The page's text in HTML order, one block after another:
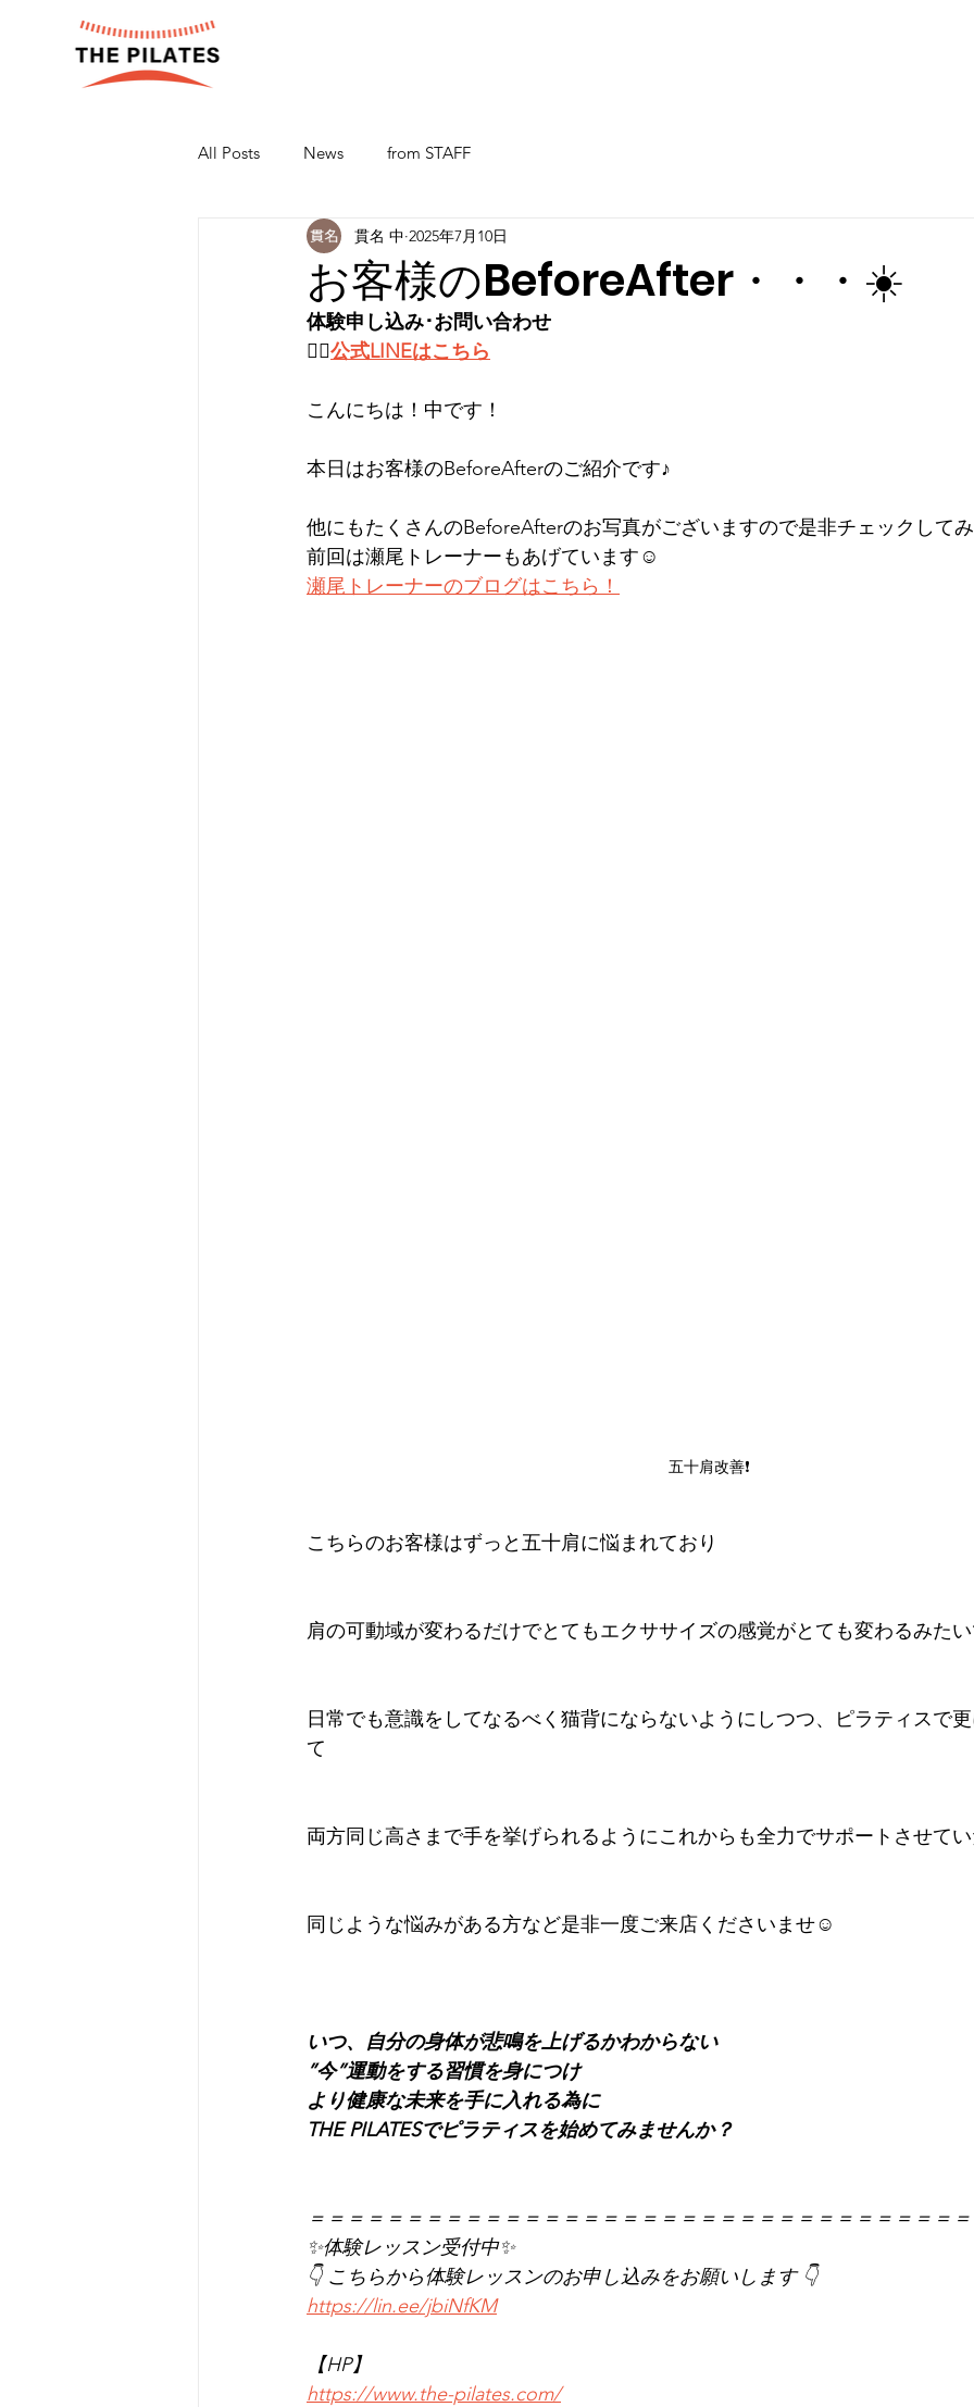
All Posts News from STAFF
お客様のBeforeAfter・・・☀️
貫名 中 2025年7月10日
体験申し込み･お問い合わせ
👉🏻公式LINEはこちら
こんにちは！中です！
本日はお客様のBeforeAfterのご紹介です♪
他にもたくさんのBeforeAfterのお写真がございますので是非チェックしてみ
前回は瀬尾トレーナーもあげています☺︎
瀬尾トレーナーのブログはこちら！
五十肩改善❗️
こちらのお客様はずっと五十肩に悩まれており
肩の可動域が変わるだけでとてもエクササイズの感覚がとても変わるみた
日常でも意識をしてなるべく猫背にならないようにしつつ、ピラティスで
て
両方同じ高さまで手を挙げられるようにこれからも全力でサポートさせて
同じような悩みがある方など是非一度ご来店くださいませ☺️
いつ、自分の身体が悲鳴を上げるかわからない
”今”運動をする習慣を身につけ
より健康な未来を手に入れる為に
THE PILATESでピラティスを始めてみませんか？
＝＝＝＝＝＝＝＝＝＝＝＝＝＝＝＝＝＝＝＝＝＝＝＝＝＝＝＝＝＝＝＝＝＝
✨体験レッスン受付中✨
👇 こちらから体験レッスンのお申し込みをお願いします 👇
https://lin.ee/jbiNfKM
【HP】
https://www.the-pilates.com/